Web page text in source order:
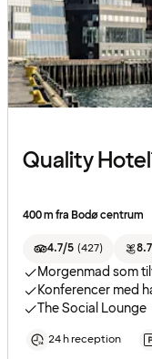
Quality
400 m fra Bodø centrum
4.7/5 (427)
Morgenmad som
Konferencer med
The Social Lounge
24 h reception